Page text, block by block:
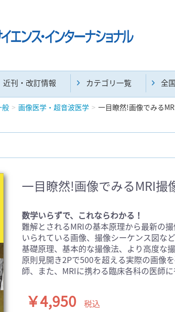
近刊・改訂情報 カテゴリ一覧 全
般 画像医学・超音波医学 一目瞭然!画像でみる
臨床医学:内科系(407) 臨床医学
自然科学(25) 看護学
栄養学(0) 薬学(7)
一目瞭然!画像でみるMRI撮
数学いらずで、これならわかる！
難解とされるMRIの基本原理から最新の
いられている画像、撮像シーケンス図な
基礎原理、基本的な撮像法、より高度な
原則見開き2Pで500を超える実際の画像
師、また、MRIに携わる臨床各科の医師に
￥4,950 税込